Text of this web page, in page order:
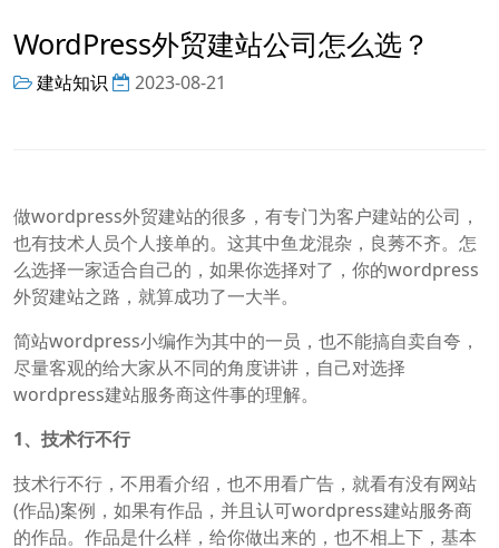
WordPress外贸建站公司怎么选？
建站知识 2023-08-21
做wordpress外贸建站的很多，有专门为客户建站的公司，
也有技术人员个人接单的。这其中鱼龙混杂，良莠不齐。怎
么选择一家适合自己的，如果你选择对了，你的wordpress
外贸建站之路，就算成功了一大半。
简站wordpress小编作为其中的一员，也不能搞自卖自夸，
尽量客观的给大家从不同的角度讲讲，自己对选择
wordpress建站服务商这件事的理解。
1、技术行不行
技术行不行，不用看介绍，也不用看广告，就看有没有网站
(作品)案例，如果有作品，并且认可wordpress建站服务商
的作品。作品是什么样，给你做出来的，也不相上下，基本